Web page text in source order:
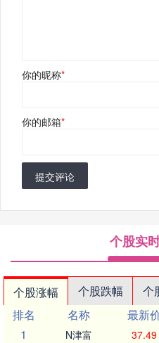
你的昵称*
你的邮箱*
提交评论
个股实
个股涨幅 个股跌幅 个
排名
名称 最新
1
N津富 37.49